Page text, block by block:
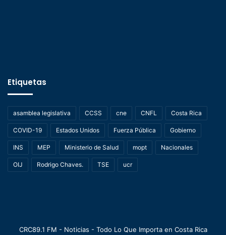
Etiquetas
asamblea legislativa CCSS cne CNFL Costa Rica
COVID-19 Estados Unidos Fuerza Pública Gobierno
INS MEP Ministerio de Salud mopt Nacionales
OIJ Rodrigo Chaves. TSE ucr
CRC89.1 FM - Noticias - Todo Lo Que Importa en Costa Rica